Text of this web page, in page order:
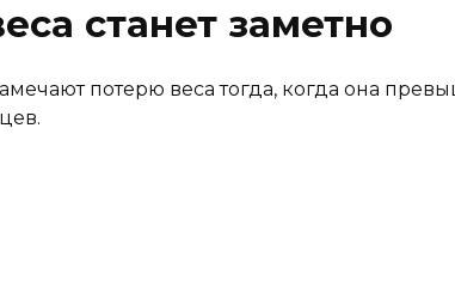
станет заметно
потерю веса тогда, когда она